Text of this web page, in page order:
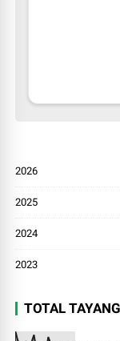
2026
2025
2024
2023
TOTAL